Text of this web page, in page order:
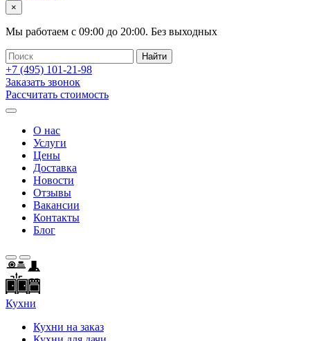
×
Мы работаем с 09:00 до 20:00. Без выходных
+7 (495) 101-21-98
Заказать звонок
Рассчитать стоимость
О нас
Услуги
Цены
Доставка
Новости
Отзывы
Вакансии
Контакты
Блог
Кухни
Кухни на заказ